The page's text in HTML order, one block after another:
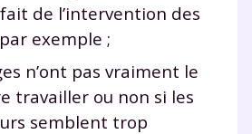
de l’intervention des
exemple ;
n’ont pas vraiment le
travailler ou non si les
semblent trop